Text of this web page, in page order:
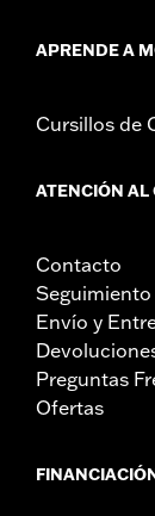
APRENDE A
Cursillos de
ATENCIÓN AL
Contacto
Envío y
Preguntas
Ofertas